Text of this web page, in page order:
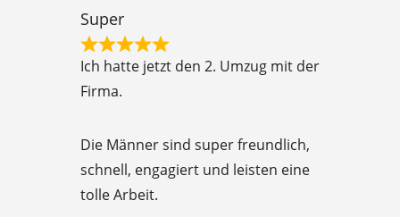
t
o
f
Super
R
d
5
o
Ich hatte jetzt den 2. Umzug mit der
Firma.
Die Männer sind super freundlich,
schnell, engagiert und leisten eine
tolle Arbeit.